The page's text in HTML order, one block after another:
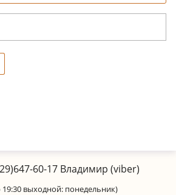
60-17 Владимир (viber)
19:30 выходной: понедельник)